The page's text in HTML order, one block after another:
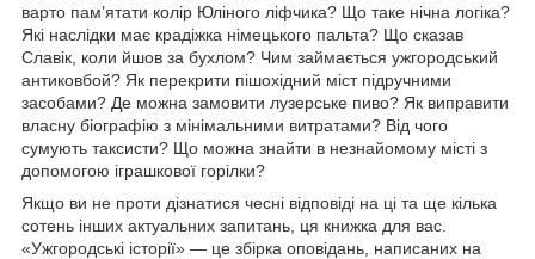
варто пам’ятати колір Юліного ліфчика? Що таке нічна логіка?
Які наслідки має крадіжка німецького пальта? Що сказав
Славік, коли йшов за бухлом? Чим займається ужгородський
антиковбой? Як перекрити пішохідний міст підручними
засобами? Де можна замовити лузерське пиво? Як виправити
власну біографію з мінімальними витратами? Від чого
сумують таксисти? Що можна знайти в незнайомому місті з
допомогою іграшкової горілки?
Якщо ви не проти дізнатися чесні відповіді на ці та ще кілька
сотень інших актуальних запитань, ця книжка для вас.
«Ужгородські історії» — це збірка оповідань, написаних на